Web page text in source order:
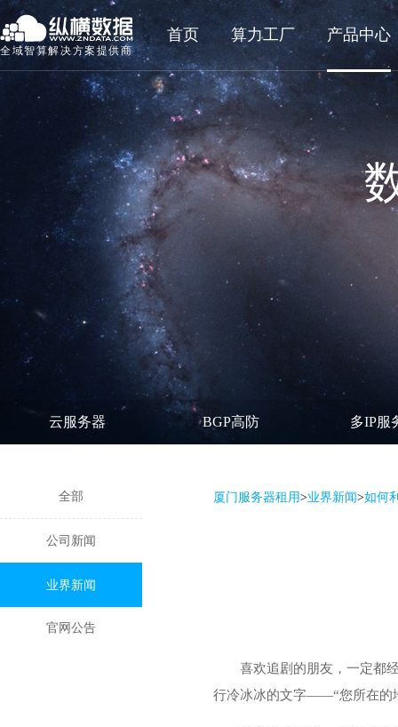
全域智算解决方案提供商
首页 算力工厂 产品中心
云服务器 BGP高防 多IP服
全部
公司新闻
业界新闻
官网公告
厦门服务器租用>业界新闻>如何
喜欢追剧的朋友，一定都
行冷冰冰的文字——“您所在的